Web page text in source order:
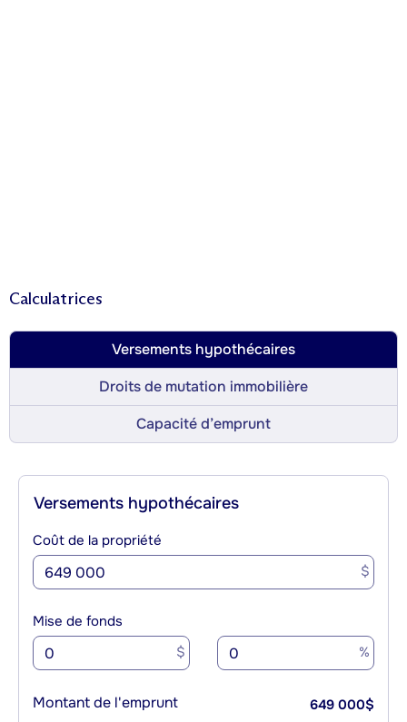
Calculatrices
Versements hypothécaires
Droits de mutation immobilière
Capacité d’emprunt
Versements hypothécaires
Coût de la propriété
$
Mise de fonds
$ %
Montant de l'emprunt 649 000$